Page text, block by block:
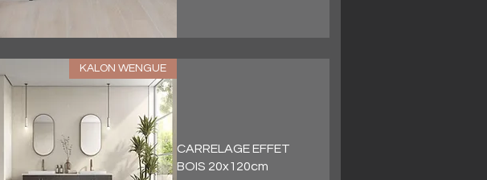
العرض السريع
KALON WENGUE
CARRELAGE EFFET
BOIS 20x120cm